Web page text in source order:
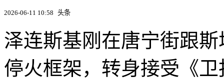
2026-06-11 10:58 头条
泽连斯基刚在唐宁街跟
停火框架，转身接受《